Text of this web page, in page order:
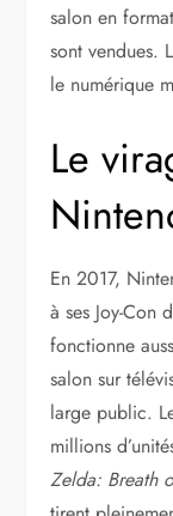
salon en
sont vendues.
le numérique
Le
En 2017,
à ses Joy-Con
fonctionne
salon sur
large public.
millions
Zelda: Breath